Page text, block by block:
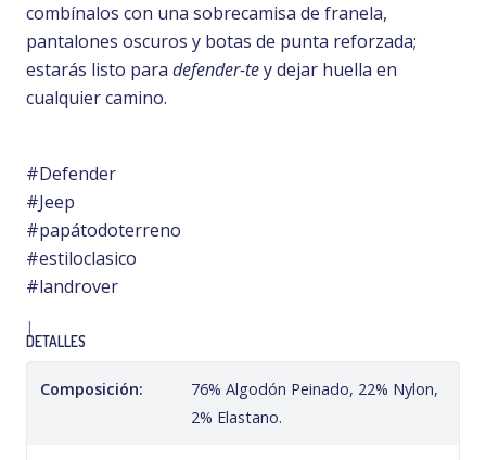
combínalos con una sobrecamisa de franela,
pantalones oscuros y botas de punta reforzada;
estarás listo para defender-tey dejar huella en
cualquier camino.
#Defender
#Jeep
#papátodoterreno
#estiloclasico
#landrover
|
DETALLES
Composición:
76% Algodón Peinado, 22% Nylon,
2% Elastano.